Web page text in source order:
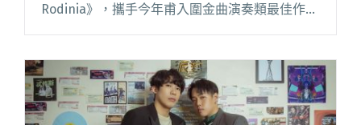
Rodinia》，攜手今年甫入圍金曲演奏類最佳作曲
的神秘樂團 Rainy Knight釋出首張專輯《Back to
Rodinia》"